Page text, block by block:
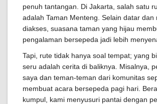
penuh tantangan. Di Jakarta, salah satu
adalah Taman Menteng. Selain datar dan
diakses, suasana taman yang hijau
pengalaman bersepeda jadi lebih
Tapi, rute tidak hanya soal tempat; yang
seru adalah cerita di baliknya. Misalnya,
saya dan teman-teman dari komunitas
membuat acara bersepeda pagi hari.
kumpul, kami menyusuri pantai dengan